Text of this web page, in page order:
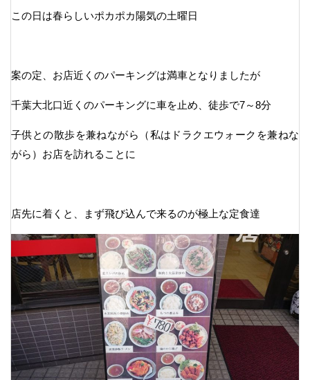
この日は春らしいポカポカ陽気の土曜日
案の定、お店近くのパーキングは満車となりましたが
千葉大北口近くのパーキングに車を止め、徒歩で7～8分
子供との散歩を兼ねながら（私はドラクエウォークを兼ねな
がら）お店を訪れることに
店先に着くと、まず飛び込んで来るのが極上な定食達